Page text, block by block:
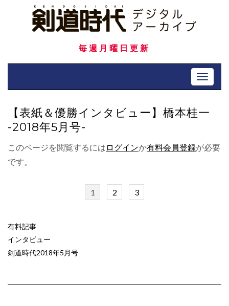
毎週月曜日更新
Toggle
【表紙＆優勝インタビュー】橋本桂一
-2018年5月号-
このページを閲覧するには ログインか有料会員登録が必要
です。
1 2 3
有料記事
インタビュー
剣道時代2018年5月号